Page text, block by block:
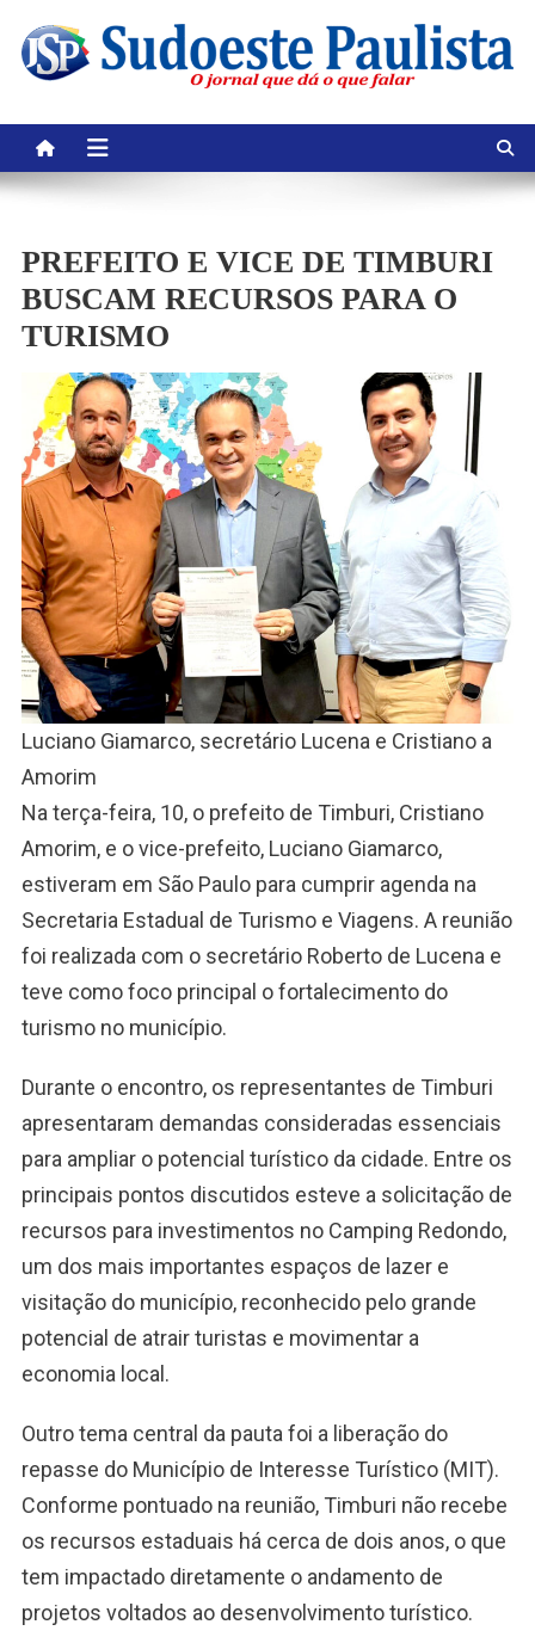
content
PREFEITO E VICE DE TIMBURI
BUSCAM RECURSOS PARA O
TURISMO
Luciano Giamarco, secretário Lucena e Cristiano a
Amorim
Na terça-feira, 10, o prefeito de Timburi, Cristiano
Amorim, e o vice-prefeito, Luciano Giamarco,
estiveram em São Paulo para cumprir agenda na
Secretaria Estadual de Turismo e Viagens. A reunião
foi realizada com o secretário Roberto de Lucena e
teve como foco principal o fortalecimento do
turismo no município.
Durante o encontro, os representantes de Timburi
apresentaram demandas consideradas essenciais
para ampliar o potencial turístico da cidade. Entre os
principais pontos discutidos esteve a solicitação de
recursos para investimentos no Camping Redondo,
um dos mais importantes espaços de lazer e
visitação do município, reconhecido pelo grande
potencial de atrair turistas e movimentar a
economia local.
Outro tema central da pauta foi a liberação do
repasse do Município de Interesse Turístico (MIT).
Conforme pontuado na reunião, Timburi não recebe
os recursos estaduais há cerca de dois anos, o que
tem impactado diretamente o andamento de
projetos voltados ao desenvolvimento turístico.